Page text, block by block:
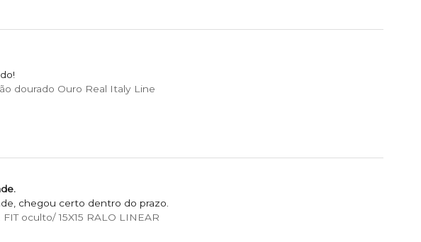
dourado Ouro Real Italy Line
chegou certo dentro do prazo.
oculto/ 15X15 RALO LINEAR